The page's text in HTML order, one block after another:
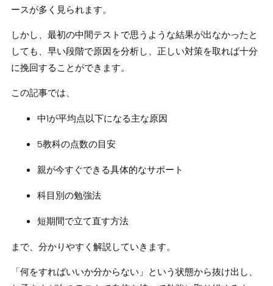
ースが多く見られます。
しかし、最初の中間テストで思うような結果が出なかったと
しても、早い段階で原因を分析し、正しい対策を取れば十分
に挽回することができます。
この記事では、
中1が平均点以下になる主な原因
5教科の点数の目安
親が今すぐできる具体的なサポート
科目別の勉強法
短期間で立て直す方法
まで、分かりやすく解説していきます。
「何をすればいいか分からない」という状態から抜け出し、